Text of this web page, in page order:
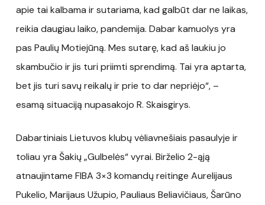
apie tai kalbama ir sutariama, kad galbūt dar ne laikas,
reikia daugiau laiko, pandemija. Dabar kamuolys yra
pas Paulių Motiejūną. Mes sutarę, kad aš laukiu jo
skambučio ir jis turi priimti sprendimą. Tai yra aptarta,
bet jis turi savų reikalų ir prie to dar nepriėjo“, –
esamą situaciją nupasakojo R. Skaisgirys.
Dabartiniais Lietuvos klubų vėliavnešiais pasaulyje ir
toliau yra Šakių „Gulbelės“ vyrai. Birželio 2-ąją
atnaujintame FIBA 3×3 komandų reitinge Aurelijaus
Pukelio, Marijaus Užupio, Pauliaus Beliavičiaus, Šarūno